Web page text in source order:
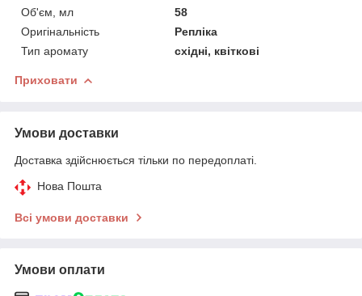
Об'єм, мл
58
Оригінальність
Репліка
Тип аромату
східні, квіткові
Приховати
Умови доставки
Доставка здійснюється тільки по передоплаті.
Нова Пошта
Всі умови доставки
Умови оплати